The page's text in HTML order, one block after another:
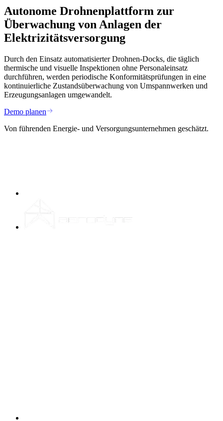
Autonome Drohnenplattform zur
Überwachung von Anlagen der
Elektrizitätsversorgung
Durch den Einsatz automatisierter Drohnen-Docks, die täglich
thermische und visuelle Inspektionen ohne Personaleinsatz
durchführen, werden periodische Konformitätsprüfungen in eine
kontinuierliche Zustandsüberwachung von Umspannwerken und
Erzeugungsanlagen umgewandelt.
Demo planen
Von führenden Energie- und Versorgungsunternehmen geschätzt.